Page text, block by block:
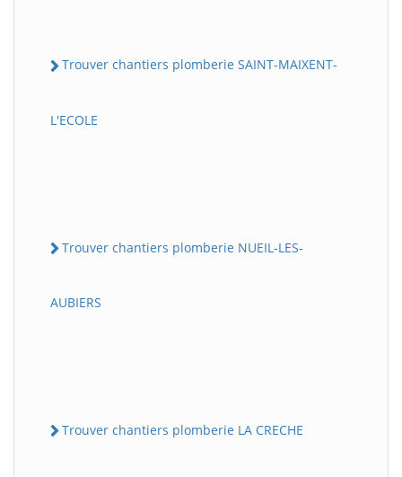
Trouver chantiers plomberie SAINT-MAIXENT-
L'ECOLE
Trouver chantiers plomberie NUEIL-LES-
AUBIERS
Trouver chantiers plomberie LA CRECHE